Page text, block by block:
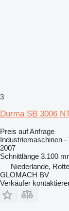
3
Durma SB 3006
Preis auf Anfrage
Industriemaschinen -
2007
Schnittlänge 3.100
Niederlande,
GLOMACH BV
Verkäufer